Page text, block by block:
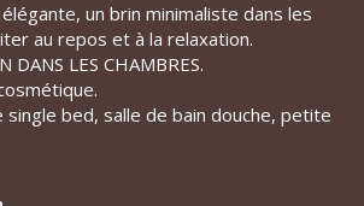
un brin minimaliste dans les
au repos et à la relaxation.
DANS LES CHAMBRES.
single bed, salle de bain douche, petite